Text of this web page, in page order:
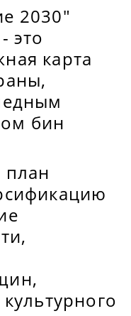
2030"
это
карта
бин